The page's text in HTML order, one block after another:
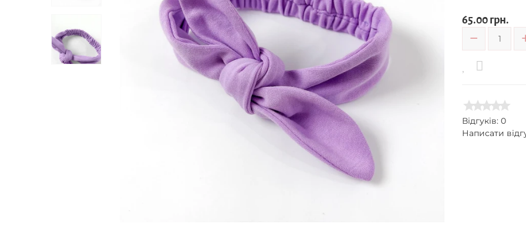
65.00 грн.
Відгуків: 0
Написати